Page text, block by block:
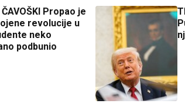
Propao je
revolucije u
neko
podbunio